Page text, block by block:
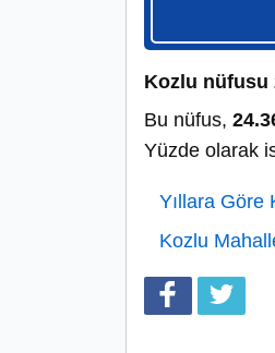
Kozlu nüfusu
Bu nüfus,
Yüzde olarak
Yıllara Göre
Kozlu